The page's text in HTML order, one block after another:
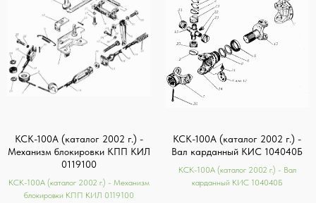
КСК-100А (каталог 2002 г.) -
Механизм блокировки КПП КИЛ
0119100
КСК-100А (каталог 2002 г.) - Механизм
блокировки КПП КИЛ 0119100
КСК-100А (каталог 2002 г.) -
Вал карданный КИС 104040Б
КСК-100А (каталог 2002 г.) - Вал
карданный КИС 104040Б